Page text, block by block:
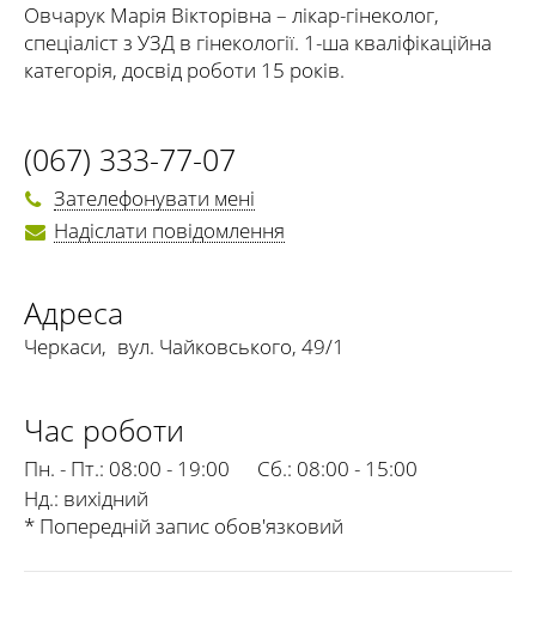
Овчарук Марія Вікторівна – лікар-гінеколог,
спеціаліст з УЗД в гінекології. 1-ша кваліфікаційна
категорія, досвід роботи 15 років.
(067) 333-77-07
Зателефонувати мені
Надіслати повідомлення
Адреса
Черкаси, вул. Чайковського, 49/1
Час роботи
Пн. - Пт.: 08:00 - 19:00 Сб.: 08:00 - 15:00
Нд.: вихідний
* Попередній запис обов'язковий